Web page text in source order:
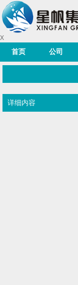
X
首页 公司
详细内容